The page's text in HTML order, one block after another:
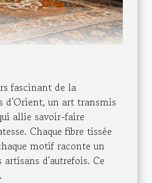
fascinant de la
d'Orient, un art transmis
allie savoir-faire
Chaque fibre tissée
motif raconte un
artisans d'autrefois. Ce